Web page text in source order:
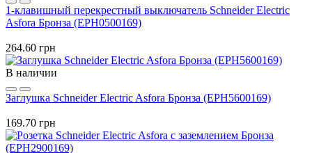
1-клавишный перекрестный выключатель Schneider Electric
Asfora Бронза (EPH0500169)
264.60 грн
В наличии
Заглушка Schneider Electric Asfora Бронза (EPH5600169)
169.70 грн